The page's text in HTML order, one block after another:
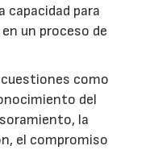
capacidad para
un proceso de
como
del
la
el compromiso